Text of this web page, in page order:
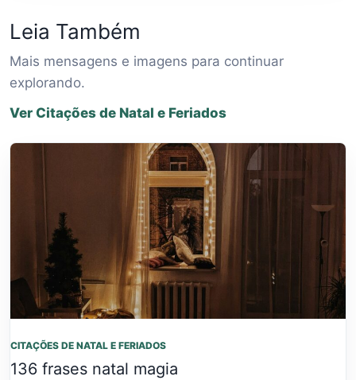
Leia Também
Mais mensagens e imagens para continuar
explorando.
Ver Citações de Natal e Feriados
CITAÇÕES DE NATAL E FERIADOS
136 frases natal magia